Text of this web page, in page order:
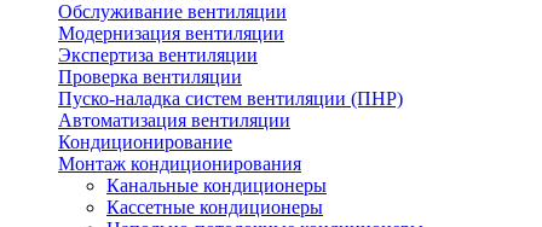
Обслуживание вентиляции
Модернизация вентиляции
Экспертиза вентиляции
Проверка вентиляции
Пуско-наладка систем вентиляции (ПНР)
Автоматизация вентиляции
Кондиционирование
Монтаж кондиционирования
Канальные кондиционеры
Кассетные кондиционеры